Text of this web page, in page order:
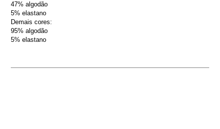
47% algodão
5% elastano
Demais cores:
95% algodão
5% elastano